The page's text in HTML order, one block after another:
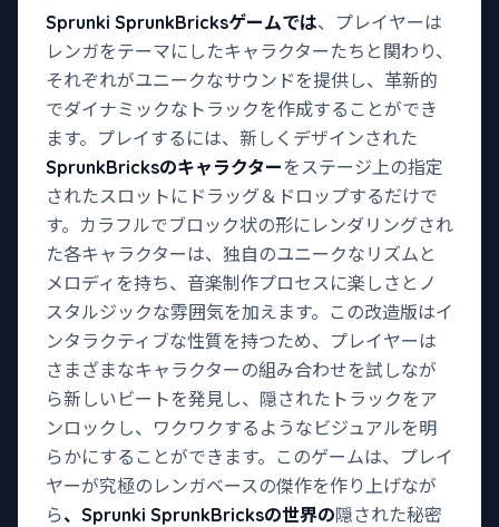
Sprunki SprunkBricksゲームでは、プレイヤーは
レンガをテーマにしたキャラクターたちと関わり、
それぞれがユニークなサウンドを提供し、革新的
でダイナミックなトラックを作成することができ
ます。プレイするには、新しくデザインされた
SprunkBricksのキャラクター をステージ上の指定
されたスロットにドラッグ＆ドロップするだけで
す。カラフルでブロック状の形にレンダリングされ
た各キャラクターは、独自のユニークなリズムと
メロディを持ち、音楽制作プロセスに楽しさとノ
スタルジックな雰囲気を加えます。この改造版はイ
ンタラクティブな性質を持つため、プレイヤーは
さまざまなキャラクターの組み合わせを試しなが
ら新しいビートを発見し、隠されたトラックをア
ンロックし、ワクワクするようなビジュアルを明
らかにすることができます。このゲームは、プレイ
ヤーが究極のレンガベースの傑作を作り上げなが
ら、Sprunki SprunkBricksの世界の隠された秘密